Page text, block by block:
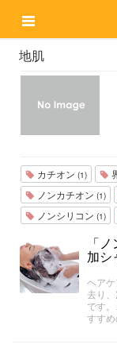
地肌
カチオン (1)
ノンカチオン (1)
ノンシリコン (1)
「
加シ
ヘア
去り
です
すす